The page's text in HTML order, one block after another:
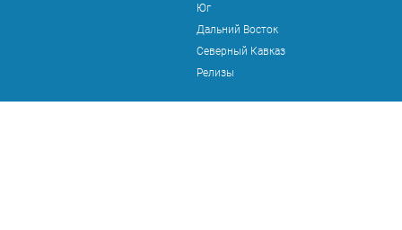
Юг
Дальний Восток
Северный Кавказ
Релизы